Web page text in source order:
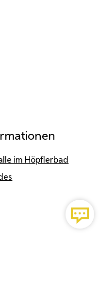
im Höpflerbad